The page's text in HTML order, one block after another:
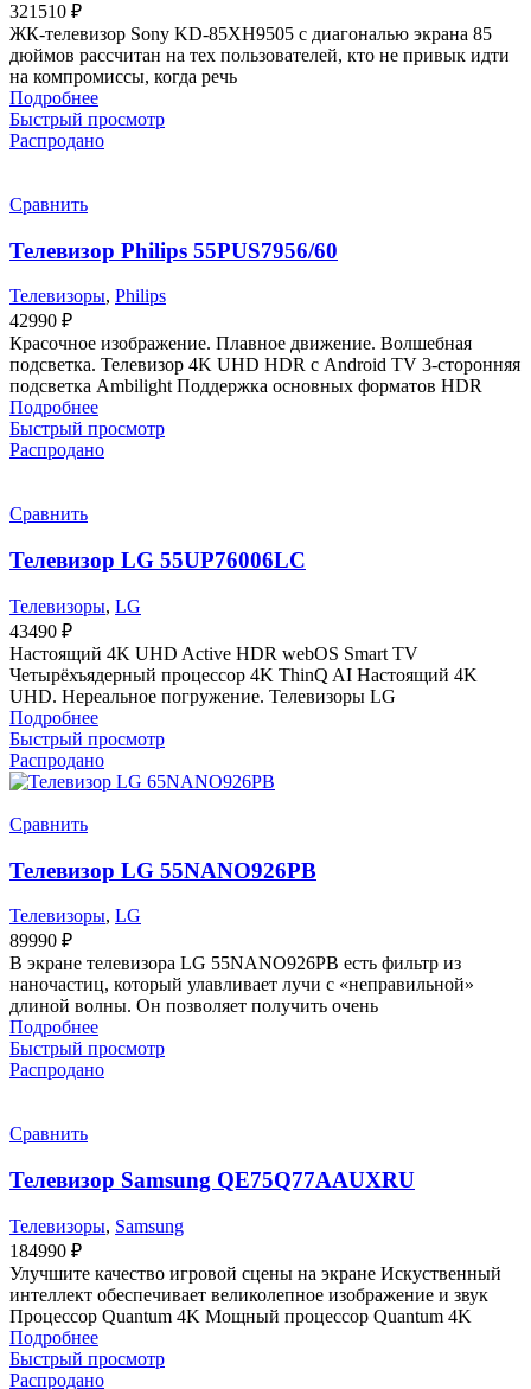
321510 ₽
ЖК-телевизор Sony KD-85XH9505 с диагональю экрана 85
дюймов рассчитан на тех пользователей, кто не привык идти
на компромиссы, когда речь
Подробнее
Быстрый просмотр
Распродано
Сравнить
Телевизор Philips 55PUS7956/60
Телевизоры, Philips
42990 ₽
Красочное изображение. Плавное движение. Волшебная
подсветка. Телевизор 4K UHD HDR с Android TV 3-сторонняя
подсветка Ambilight Поддержка основных форматов HDR
Подробнее
Быстрый просмотр
Распродано
Сравнить
Телевизор LG 55UP76006LC
Телевизоры, LG
43490 ₽
Настоящий 4K UHD Active HDR webOS Smart TV
Четырёхъядерный процессор 4K ThinQ AI Настоящий 4K
UHD. Нереальное погружение. Телевизоры LG
Подробнее
Быстрый просмотр
Распродано
Сравнить
Телевизор LG 55NANO926PB
Телевизоры, LG
89990 ₽
В экране телевизора LG 55NANO926PB есть фильтр из
наночастиц, который улавливает лучи с «неправильной»
длиной волны. Он позволяет получить очень
Подробнее
Быстрый просмотр
Распродано
Сравнить
Телевизор Samsung QE75Q77AAUXRU
Телевизоры, Samsung
184990 ₽
Улучшите качество игровой сцены на экране Искуственный
интеллект обеспечивает великолепное изображение и звук
Процессор Quantum 4K Мощный процессор Quantum 4K
Подробнее
Быстрый просмотр
Распродано